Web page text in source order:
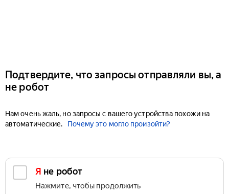
Подтвердите, что запросы отправляли вы, а
не робот
Нам очень жаль, но запросы с вашего устройства похожи на
автоматические.
Почему это могло произойти?
Я не робот
Нажмите, чтобы продолжить